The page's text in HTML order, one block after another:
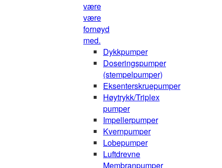
være
være
fornøyd
med.
Dykkpumper
Doseringspumper
(stempelpumper)
Eksenterskruepumper
Høytrykk/Triplex
pumper
Impellerpumper
Kvernpumper
Lobepumper
Luftdrevne
Membranpumper